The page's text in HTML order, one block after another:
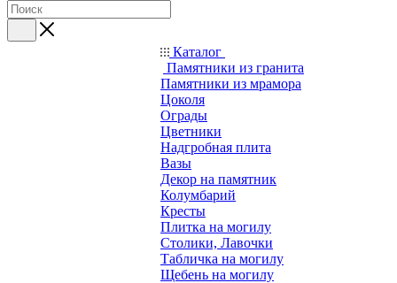
Каталог
Памятники из гранита
Памятники из мрамора
Цоколя
Ограды
Цветники
Надгробная плита
Вазы
Декор на памятник
Колумбарий
Кресты
Плитка на могилу
Столики, Лавочки
Табличка на могилу
Щебень на могилу